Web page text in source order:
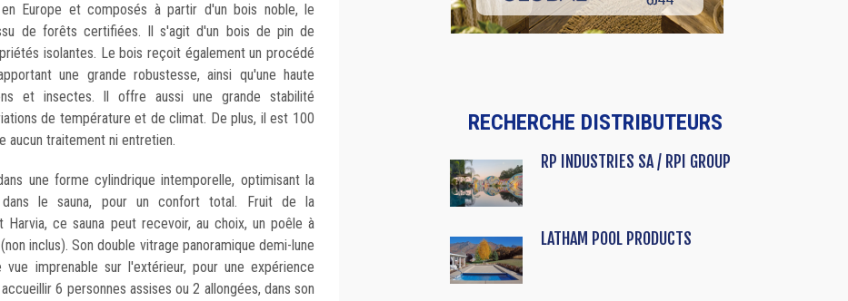
Europe et composés à partir d'un bois noble, le
de forêts certifiées. Il s'agit d'un bois de pin de
isolantes. Le bois reçoit également un procédé
une grande robustesse, ainsi qu'une haute
et insectes. Il offre aussi une grande stabilité
de température et de climat. De plus, il est 100
aucun traitement ni entretien.
une forme cylindrique intemporelle, optimisant la
le sauna, pour un confort total. Fruit de la
Harvia, ce sauna peut recevoir, au choix, un poêle à
inclus). Son double vitrage panoramique demi-lune
imprenable sur l'extérieur, pour une expérience
6 personnes assises ou 2 allongées, dans son
RECHERCHE DISTRIBUTEURS
RP INDUSTRIES SA / RPI GROUP
LATHAM POOL PRODUCTS